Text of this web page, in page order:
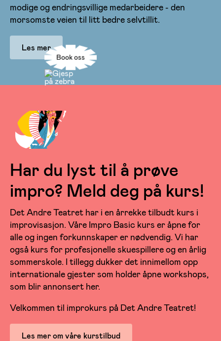
modige og endringsvillige medarbeidere - den
morsomste veien til litt bedre selvtillit.
Les mer
Book oss
Har du lyst til å prøve
impro? Meld deg på kurs!
Det Andre Teatret har i en årrekke tilbudt kurs i
improvisasjon. Våre Impro Basic kurs er åpne for
alle og ingen forkunnskaper er nødvendig. Vi har
også kurs for profesjonelle skuespillere og en årlig
sommerskole. I tillegg dukker det innimellom opp
internationale gjester som holder åpne workshops,
som blir annonsert her.
Velkommen til improkurs på Det Andre Teatret!
Les mer om våre kurstilbud